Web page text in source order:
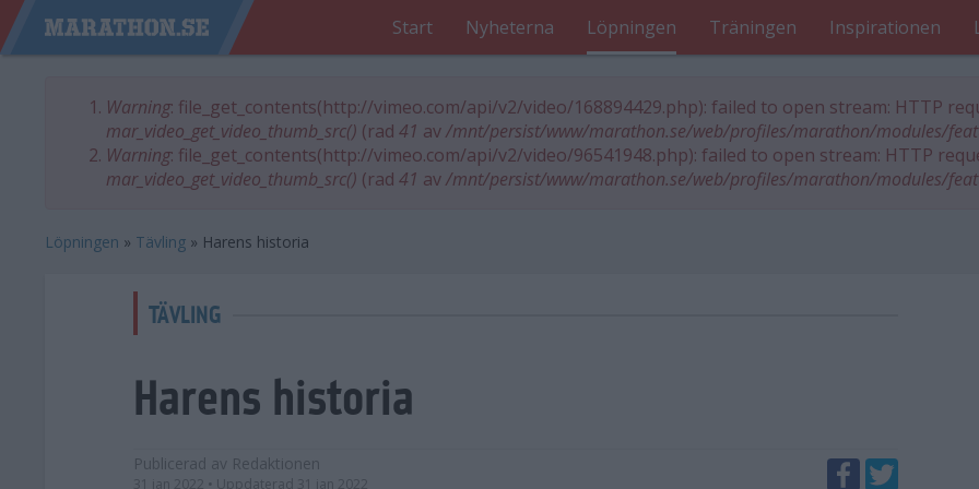
Start Nyheterna Löpningen Träningen Inspirationen
Felmeddelande
Warning: file_get_contents(http://vimeo.com/api/v2/video/168894429.php): failed to open stream: HTTP
mar_video_get_video_thumb_src() (rad 41 av/mnt/persist/www/marathon.se/web/profiles/marathon/modules/
Warning: file_get_contents(http://vimeo.com/api/v2/video/96541948.php): failed to open stream: HTTP
mar_video_get_video_thumb_src() (rad 41 av/mnt/persist/www/marathon.se/web/profiles/marathon/modules/
Löpningen » Tävling » Harens historia
TÄVLING
Harens historia
Publicerad av Redaktionen
31 jan 2022 • Uppdaterad 31 jan 2022